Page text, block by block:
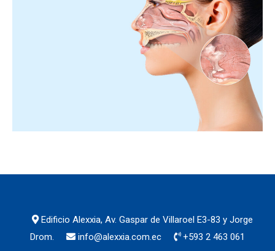
Edificio Alexxia, Av. Gaspar de Villaroel E3-83 y Jorge
Drom.
info@alexxia.com.ec +593 2 463 061